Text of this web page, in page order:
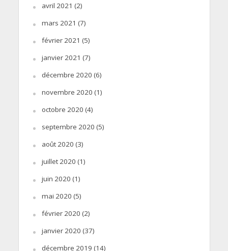
avril 2021 (2)
mars 2021 (7)
février 2021 (5)
janvier 2021 (7)
décembre 2020 (6)
novembre 2020 (1)
octobre 2020 (4)
septembre 2020 (5)
août 2020 (3)
juillet 2020 (1)
juin 2020 (1)
mai 2020 (5)
février 2020 (2)
janvier 2020 (37)
décembre 2019 (14)